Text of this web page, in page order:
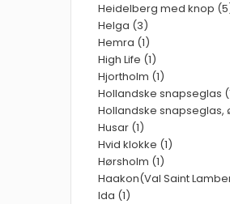
Heidelberg med knop
Helga (3)
Hemra (1)
High Life (1)
Hjortholm (1)
Hollandske snapseglas
Hollandske snapseglas,
Husar (1)
Hvid klokke (1)
Hørsholm (1)
Haakon(Val Saint
Ida (1)